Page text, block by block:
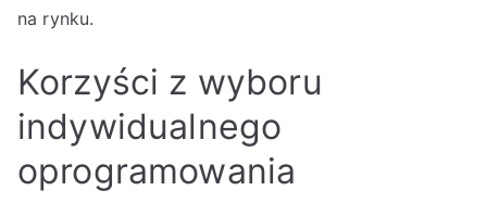
na rynku.
Korzyści z wyboru
indywidualnego
oprogramowania